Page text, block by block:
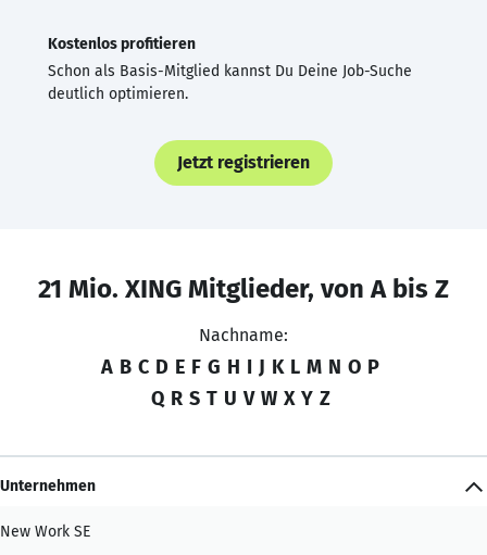
Kostenlos profitieren
Schon als Basis-Mitglied kannst Du Deine Job-Suche
deutlich optimieren.
Jetzt registrieren
21 Mio. XING Mitglieder, von A bis Z
Nachname:
A B C D E F G H I J K L M N O P
Q R S T U V W X Y Z
Unternehmen
New Work SE